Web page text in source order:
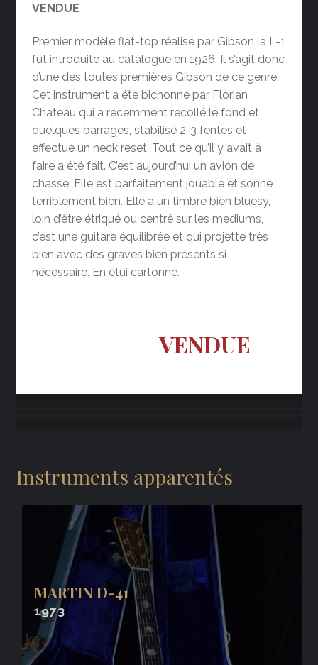
VENDUE
Premier modèle flat-top réalisé par Gibson la L-1
fut introduite au catalogue en 1926. Il s’agit donc
d’une des toutes premières Gibson de ce genre.
Cet instrument a été bichonné par Florian
Chateau qui a récemment recollé le fond et
quelques barrages, stabilisé 2-3 fentes et
effectué un neck reset. Tout ce qu’il y avait à
faire a été fait. C’est aujourd’hui un avion de
chasse. Elle est parfaitement jouable et sonne
terriblement bien. Elle a un timbre bien bluesy,
loin d’être étriqué ou centré sur les mediums,
c’est une guitare équilibrée et qui projette très
bien avec des graves bien présents si
nécessaire. En étui cartonné.
VENDUE
Instruments apparentés
MARTIN D-41
1973